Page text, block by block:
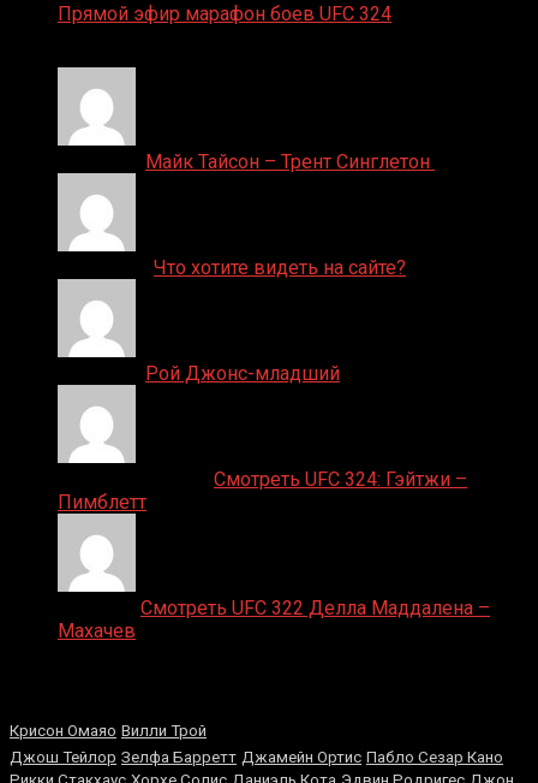
Прямой эфир марафон боев UFC 324
Майк Тайсон – Трент Синглетон
Что хотите видеть на сайте?
Рой Джонс-младший
Смотреть UFC 324: Гэйтжи –
Пимблетт
Смотреть UFC 322 Делла Маддалена –
Махачев
Крисон Омаяо Вилли Трой
Джош Тейлор Зeлфa Бaррeтт Джамейн Ортис Пабло Сезар Кано